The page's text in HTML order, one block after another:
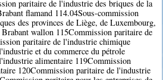
paritaire de l'industrie des briques de la
flamand 114.04Sous-commission
des provinces de Liège, de Luxembourg,
wallon 115Commission paritaire de
paritaire de l'industrie chimique
et du commerce du pétrole
alimentaire 119Commission
120Commission paritaire de l'industrie